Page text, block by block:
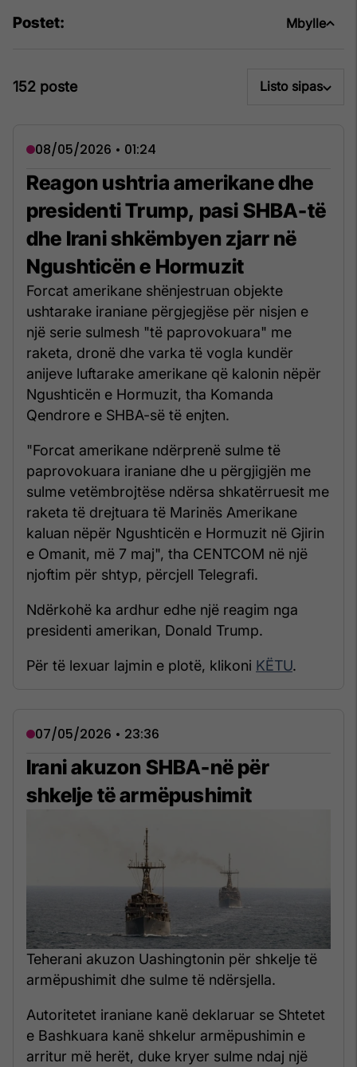
Postet: Mbylle
152 poste Listo sipas
08/05/2026 • 01:24
Reagon ushtria amerikane dhe
presidenti Trump, pasi SHBA-të
dhe Irani shkëmbyen zjarr në
Ngushticën e Hormuzit
Forcat amerikane shënjestruan objekte
ushtarake iraniane përgjegjëse për nisjen e
një serie sulmesh "të paprovokuara" me
raketa, dronë dhe varka të vogla kundër
anijeve luftarake amerikane që kalonin nëpër
Ngushticën e Hormuzit, tha Komanda
Qendrore e SHBA-së të enjten.
"Forcat amerikane ndërprenë sulme të
paprovokuara iraniane dhe u përgjigjën me
sulme vetëmbrojtëse ndërsa shkatërruesit me
raketa të drejtuara të Marinës Amerikane
kaluan nëpër Ngushticën e Hormuzit në Gjirin
e Omanit, më 7 maj", tha CENTCOM në një
njoftim për shtyp, përcjell Telegrafi.
Ndërkohë ka ardhur edhe një reagim nga
presidenti amerikan, Donald Trump.
Për të lexuar lajmin e plotë, klikoni KËTU.
07/05/2026 • 23:36
Irani akuzon SHBA-në për
shkelje të armëpushimit
Teherani akuzon Uashingtonin për shkelje të
armëpushimit dhe sulme të ndërsjella.
Autoritetet iraniane kanë deklaruar se Shtetet
e Bashkuara kanë shkelur armëpushimin e
arritur më herët, duke kryer sulme ndaj një